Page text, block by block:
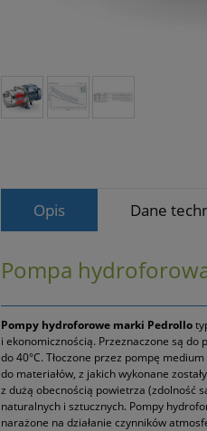
Opis Dane
Pompa hydroforowa
Pompy hydroforowe marki Pedrollo
i ekonomicznością. Przeznaczone są do
do 40°C. Tłoczone przez pompę
do materiałów, z jakich wykonane
z dużą obecnością powietrza (zdolność
naturalnych i sztucznych. Pompy
narażone na działanie czynników